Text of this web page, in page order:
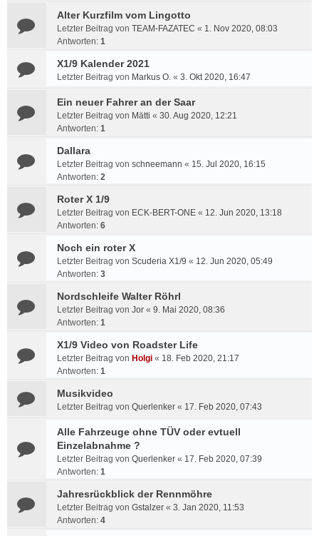
Alter Kurzfilm vom Lingotto
Letzter Beitrag von TEAM-FAZATEC « 1. Nov 2020, 08:03
Antworten: 1
X1/9 Kalender 2021
Letzter Beitrag von Markus O. « 3. Okt 2020, 16:47
Ein neuer Fahrer an der Saar
Letzter Beitrag von Mätti « 30. Aug 2020, 12:21
Antworten: 1
Dallara
Letzter Beitrag von schneemann « 15. Jul 2020, 16:15
Antworten: 2
Roter X 1/9
Letzter Beitrag von ECK-BERT-ONE « 12. Jun 2020, 13:18
Antworten: 6
Noch ein roter X
Letzter Beitrag von Scuderia X1/9 « 12. Jun 2020, 05:49
Antworten: 3
Nordschleife Walter Röhrl
Letzter Beitrag von Jor « 9. Mai 2020, 08:36
Antworten: 1
X1/9 Video von Roadster Life
Letzter Beitrag von Holgi « 18. Feb 2020, 21:17
Antworten: 1
Musikvideo
Letzter Beitrag von Querlenker « 17. Feb 2020, 07:43
Alle Fahrzeuge ohne TÜV oder evtuell
Einzelabnahme ?
Letzter Beitrag von Querlenker « 17. Feb 2020, 07:39
Antworten: 1
Jahresrückblick der Rennmöhre
Letzter Beitrag von Gstalzer « 3. Jan 2020, 11:53
Antworten: 4